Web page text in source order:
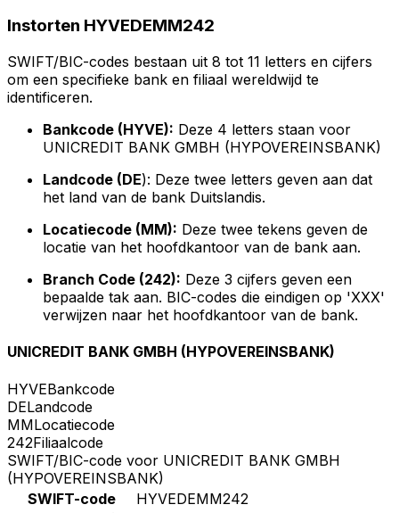
Instorten HYVEDEMM242
SWIFT/BIC-codes bestaan uit 8 tot 11 letters en cijfers
om een specifieke bank en filiaal wereldwijd te
identificeren.
Bankcode (HYVE): Deze 4 letters staan voor
UNICREDIT BANK GMBH (HYPOVEREINSBANK)
Landcode (DE): Deze twee letters geven aan dat
het land van de bank Duitslandis.
Locatiecode (MM): Deze twee tekens geven de
locatie van het hoofdkantoor van de bank aan.
Branch Code (242): Deze 3 cijfers geven een
bepaalde tak aan. BIC-codes die eindigen op 'XXX'
verwijzen naar het hoofdkantoor van de bank.
UNICREDIT BANK GMBH (HYPOVEREINSBANK)
HYVEBankcode
DELandcode
MMLocatiecode
242Filiaalcode
SWIFT/BIC-code voor UNICREDIT BANK GMBH
(HYPOVEREINSBANK)
SWIFT-code
HYVEDEMM242